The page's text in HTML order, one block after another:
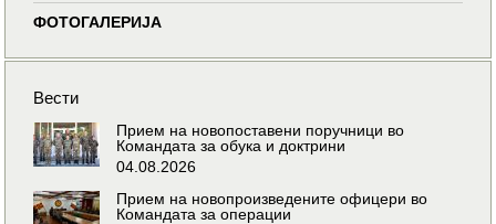
ФОТОГАЛЕРИЈА
Вести
Прием на новопоставени поручници во
Командата за обука и доктрини
04.08.2026
Прием на новопроизведените офицери во
Командата за операции